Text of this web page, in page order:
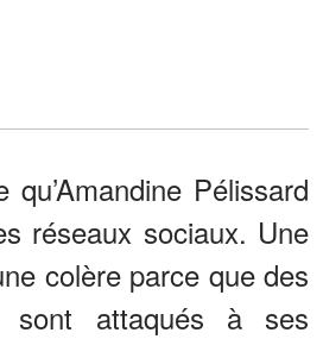
qu’Amandine Pélissard
réseaux sociaux. Une
colère parce que des
sont attaqués à ses